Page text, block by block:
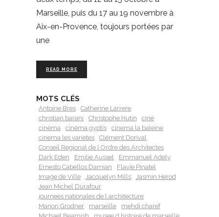
Marseille, puis du 17 au 19 novembre à
Aix-en-Provence, toujours portées par
une
READ MORE
MOTS CLÉS
Antoine Bres
Catherine Larrere
christian barani
Christophe Hutin
ciné
cinéma
cinéma gyptis
cinema la baleine
cinema les varietes
Clément Dorival
Conseil Regional de l Ordre des Architectes
Dark Eden
Emilie Aussel
Emmanuel Adely
Ernesto Cabellos Damian
Flavie Pinatel
Image de Ville
Jacquelyn Mills
Jasmin Herod
Jean Michel Durafour
journees nationales de l architecture
Manon Grodner
marseille
mehdi charef